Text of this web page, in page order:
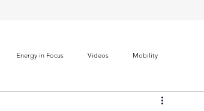
Energy in Focus Videos Mobility
Electric Mobility Ranking